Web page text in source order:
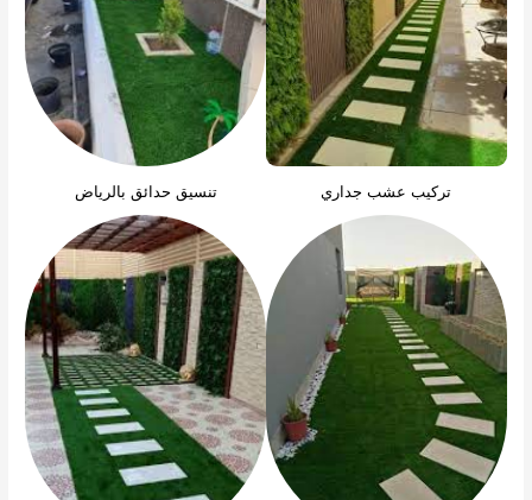
تركيب عشب جداري تنسيق حدائق بالرياض